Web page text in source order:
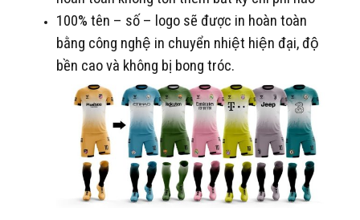
100% tên – số – logo sẽ được in hoàn toàn
bằng công nghệ in chuyển nhiệt hiện đại, độ
bền cao và không bị bong tróc.